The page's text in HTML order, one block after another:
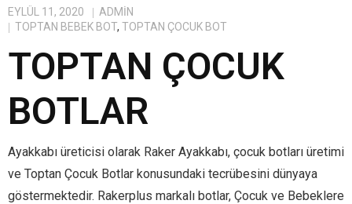
EYLÜL 11, 2020
ADMIN
TOPTAN BEBEK BOT, TOPTAN ÇOCUK BOT
TOPTAN ÇOCUK
BOTLAR
Ayakkabı üreticisi olarak Raker Ayakkabı, çocuk botları üretimi
ve Toptan Çocuk Botlar konusundaki tecrübesini dünyaya
göstermektedir. Rakerplus markalı botlar, Çocuk ve Bebeklere